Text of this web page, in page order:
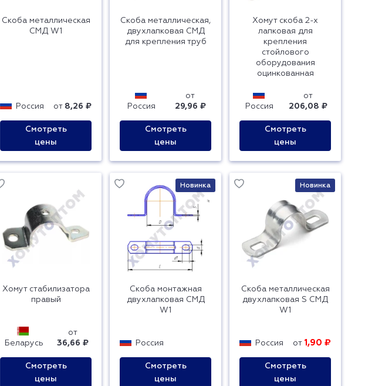
Скоба металлическая
СМД W1
Россия от 8,26 ₽
Смотреть
цены
Скоба металлическая,
двухлапковая СМД
для крепления труб
Россия
от
29,96 ₽
Смотреть
цены
Хомут скоба 2-х
лапковая для
крепления
стойлового
оборудования
оцинкованная
Россия
от
206,08 ₽
Смотреть
цены
Хомут стабилизатора
правый
Беларусь
от
36,66 ₽
Смотреть
цены
Новинка
Скоба монтажная
двухлапковая СМД
W1
Россия
Смотреть
цены
Новинка
Скоба металлическая
двухлапковая S СМД
W1
Россия от 1,90 ₽
Смотреть
цены